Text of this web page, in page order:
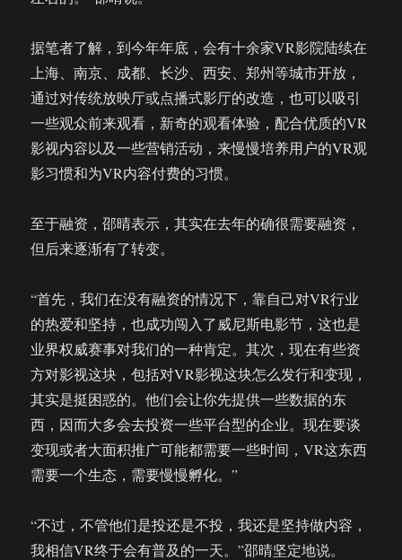
据笔者了解，到今年年底，会有十余家VR影院陆续在
上海、南京、成都、长沙、西安、郑州等城市开放，
通过对传统放映厅或点播式影厅的改造，也可以吸引
一些观众前来观看，新奇的观看体验，配合优质的VR
影视内容以及一些营销活动，来慢慢培养用户的VR观
影习惯和为VR内容付费的习惯。
至于融资，邵晴表示，其实在去年的确很需要融资，
但后来逐渐有了转变。
“首先，我们在没有融资的情况下，靠自己对VR行业
的热爱和坚持，也成功闯入了威尼斯电影节，这也是
业界权威赛事对我们的一种肯定。其次，现在有些资
方对影视这块，包括对VR影视这块怎么发行和变现，
其实是挺困惑的。他们会让你先提供一些数据的东
西，因而大多会去投资一些平台型的企业。现在要谈
变现或者大面积推广可能都需要一些时间，VR这东西
需要一个生态，需要慢慢孵化。”
“不过，不管他们是投还是不投，我还是坚持做内容，
我相信VR终于会有普及的一天。”邵晴坚定地说。